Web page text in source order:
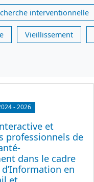
interventionnelle
Vieillissement
-2026
et
professionnels de
dans le cadre
en